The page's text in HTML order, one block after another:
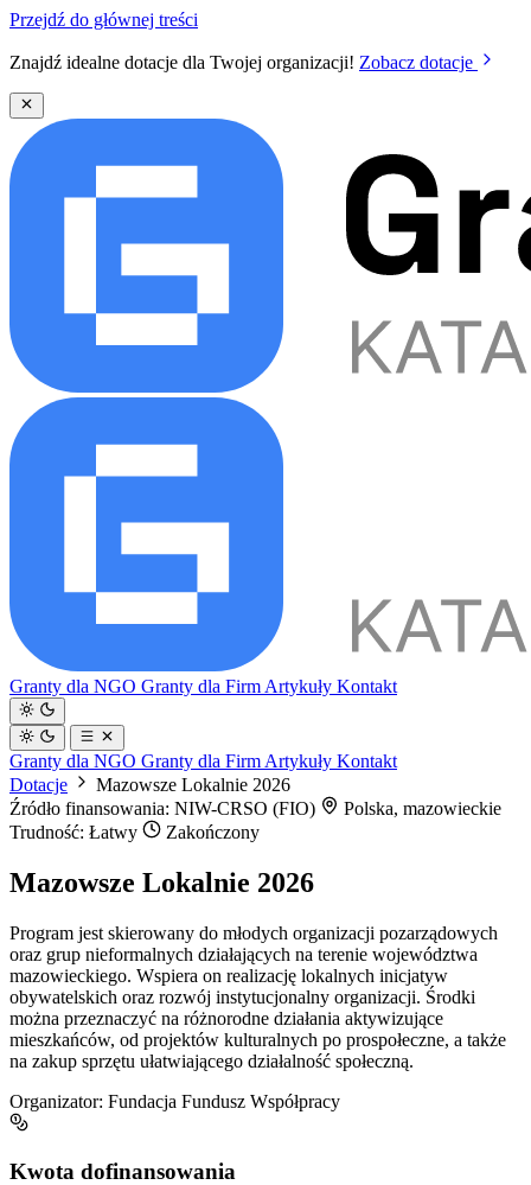
Przejdź do głównej treści
Znajdź idealne dotacje dla Twojej organizacji! Zobacz dotacje
Granty dla NGO Granty dla Firm Artykuły Kontakt
Granty dla NGO Granty dla Firm Artykuły Kontakt
Dotacje
Mazowsze Lokalnie 2026
Źródło finansowania: NIW-CRSO (FIO)
Polska, mazowieckie
Trudność: Łatwy
Zakończony
Mazowsze Lokalnie 2026
Program jest skierowany do młodych organizacji pozarządowych
oraz grup nieformalnych działających na terenie województwa
mazowieckiego. Wspiera on realizację lokalnych inicjatyw
obywatelskich oraz rozwój instytucjonalny organizacji. Środki
można przeznaczyć na różnorodne działania aktywizujące
mieszkańców, od projektów kulturalnych po prospołeczne, a także
na zakup sprzętu ułatwiającego działalność społeczną.
Organizator: Fundacja Fundusz Współpracy
Kwota dofinansowania